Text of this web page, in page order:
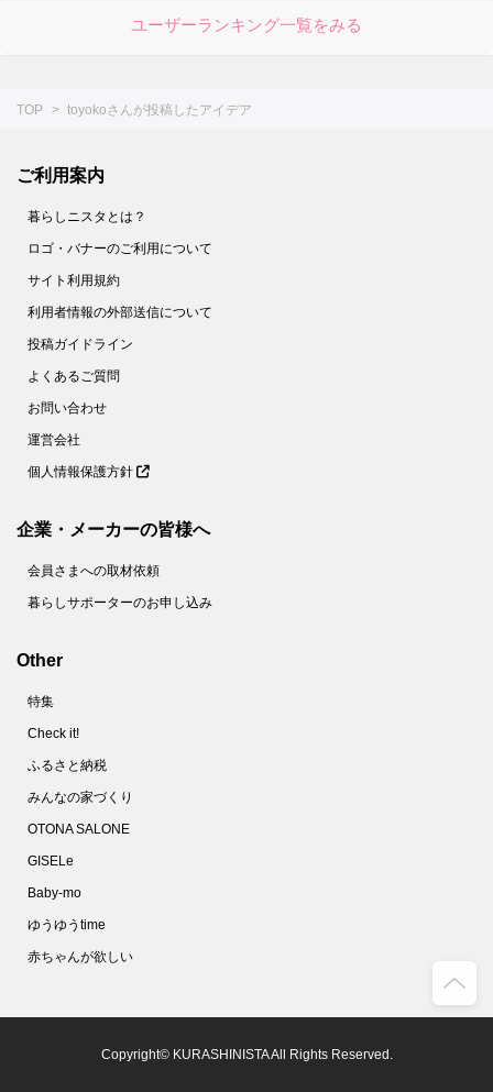
ユーザーランキング一覧をみる
TOP toyokoさんが投稿したアイデア
ご利用案内
暮らしニスタとは？
ロゴ・バナーのご利用について
サイト利用規約
利用者情報の外部送信について
投稿ガイドライン
よくあるご質問
お問い合わせ
運営会社
個人情報保護方針
企業・メーカーの皆様へ
会員さまへの取材依頼
暮らしサポーターのお申し込み
Other
特集
Check it!
ふるさと納税
みんなの家づくり
OTONA SALONE
GISELe
Baby-mo
ゆうゆうtime
赤ちゃんが欲しい
Copyright© KURASHINISTA All Rights Reserved.